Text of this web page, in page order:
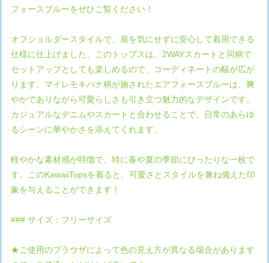
フォースブルーをぜひご覧ください！
オフショルダースタイルで、肩を気にせずに安心して着用できる
仕様に仕上げました。このトップスは、2WAYスカートと同柄で
セットアップとしても楽しめるので、コーディネートの幅が広が
ります。マイレモキハナ柄が施されたエアフォースブルーは、爽
やかでありながら可愛らしさも引き立つ魅力的なデザインです。
カジュアルなデニムやスカートと合わせることで、日常のあらゆ
るシーンに華やかさを添えてくれます。
軽やかな素材感が特徴で、特に春や夏の季節にぴったりな一枚で
す。このKawaiiTopsを着ると、可愛さとスタイルを兼ね備えた印
象を与えることができます！
### サイズ：フリーサイズ
★ご使用のブラウザによって色の見え方が異なる場合があります